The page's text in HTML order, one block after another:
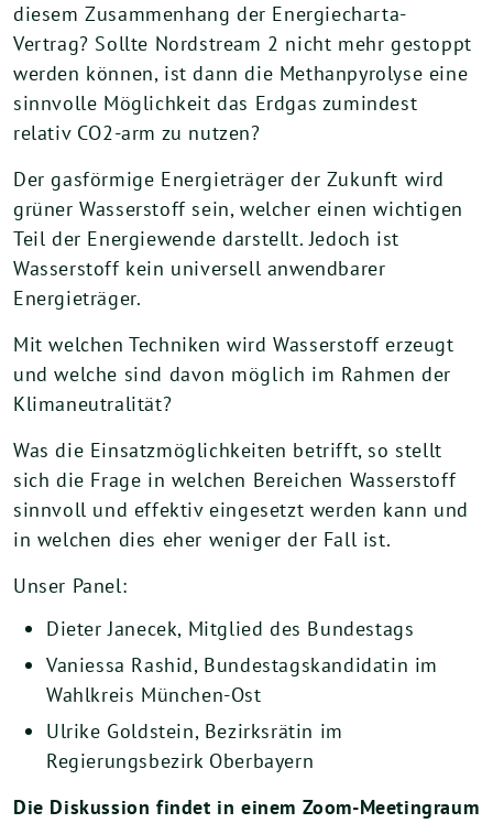
diesem Zusammenhang der Energiecharta-
Vertrag? Sollte Nordstream 2 nicht mehr gestoppt
werden können, ist dann die Methanpyrolyse eine
sinnvolle Möglichkeit das Erdgas zumindest
relativ CO2-arm zu nutzen?
Der gasförmige Energieträger der Zukunft wird
grüner Wasserstoff sein, welcher einen wichtigen
Teil der Energiewende darstellt. Jedoch ist
Wasserstoff kein universell anwendbarer
Energieträger.
Mit welchen Techniken wird Wasserstoff erzeugt
und welche sind davon möglich im Rahmen der
Klimaneutralität?
Was die Einsatzmöglichkeiten betrifft, so stellt
sich die Frage in welchen Bereichen Wasserstoff
sinnvoll und effektiv eingesetzt werden kann und
in welchen dies eher weniger der Fall ist.
Unser Panel:
Dieter Janecek, Mitglied des Bundestags
Vaniessa Rashid, Bundestagskandidatin im
Wahlkreis München-Ost
Ulrike Goldstein, Bezirksrätin im
Regierungsbezirk Oberbayern
Die Diskussion findet in einem Zoom-Meetingraum